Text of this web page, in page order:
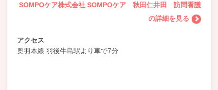
SOMPOケア株式会社 SOMPOケア 秋田仁井田 訪問看護
の詳細を見る
アクセス
奥羽本線 羽後牛島駅より車で7分